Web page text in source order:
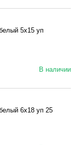
5x15 уп
В наличии
6x18 уп 25